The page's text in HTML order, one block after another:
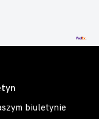
biuletynie